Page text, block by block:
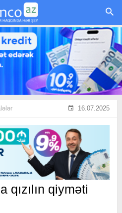
16.07.2025
qızılın qiyməti